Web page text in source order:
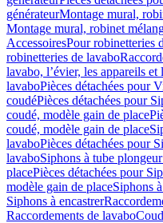
générateurMontage mural,
Montage mural, robinet
AccessoiresPour robinetteries
robinetteries de lavabo
lavabo, l’évier, les appareils
lavaboPièces détachées pour
coudéPièces détachées pour
coudé, modèle gain de place
coudé, modèle gain de place
lavaboPièces détachées pour
lavaboSiphons à tube
placePièces détachées pour
modèle gain de placeSiphons
Siphons à encastrer
Raccordements de lavabo